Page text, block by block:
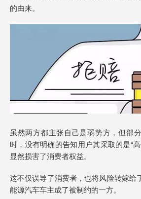
的由来。
虽然两方都主张自己是弱势方，但部
时，没有明确的告知用户其采取的是“
显然损害了消费者权益。
这不仅误导了消费者，也将风险转嫁给
能源汽车车主成了被制约的一方。